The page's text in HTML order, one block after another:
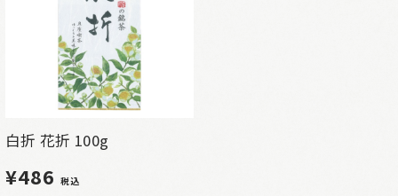
白折 花折 100g
¥486税込